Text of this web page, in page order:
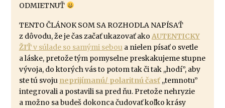
ODMIETNUŤ
TENTO ČLÁNOK SOM SA ROZHODLA NAPÍSAŤ
z dôvodu, že je čas začať ukazovať ako AUTENTICKY
ŽIŤv súlade so samými seboua nielen písať o svetle
a láske, pretože tým pomyselne preskakujeme stupne
vývoja, do ktorých vás to potom tak či tak ,,hodí”, aby
ste tú svoju neprijímanú/ polaritnú časť,,temnotu”
integrovali a postavili sa pred ňu. Pretože nehryzie
a možno sa budeš dokonca čudovať koľko krásy